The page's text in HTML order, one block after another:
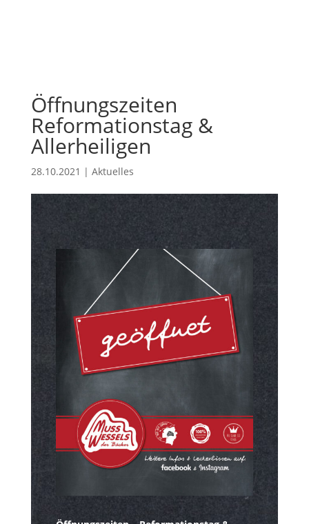
Öffnungszeiten
Reformationstag &
Allerheiligen
28.10.2021 | Aktuelles